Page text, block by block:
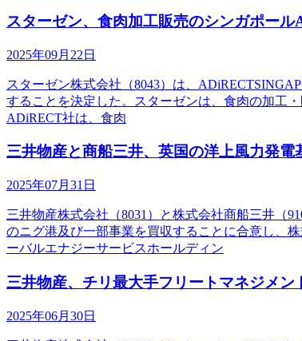
スターゼン、食肉加工販売のシンガポー
2025年09月22日
スターゼン株式会社（8043）は、
することを決定した。スターゼンは、食肉の加工
ADiRECT社は、食肉
三井物産と商船三井、英国の洋上風力発電
2025年07月31日
三井物産株式会社（8031）と株式会社商船三井（
のニグ港及び一部事業を買収することに合意し、
ーバルエナジーサービスホールディン
三井物産、チリ最大手フリートマネジメ
2025年06月30日